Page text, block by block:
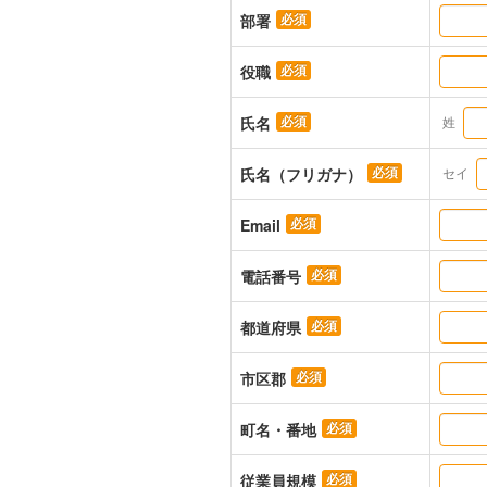
２）上
３）上
アク
フォー
ご提
キヤ
セキ
セキュ
お客さ
【お問い合せ先】
キヤノ
セキュ
セキュ
TEL　
部署
役職
氏名
氏名（フリガナ）
Email
電話番号
都道府県
市区郡
町名・番地
従業員規模